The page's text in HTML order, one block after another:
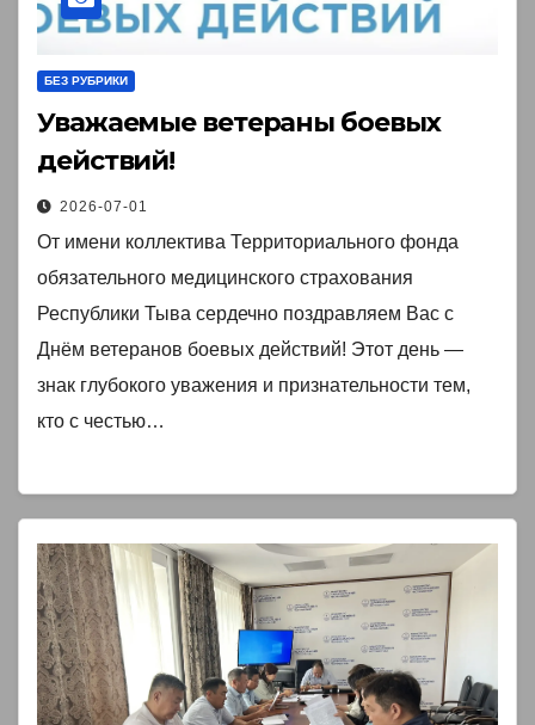
БЕЗ РУБРИКИ
Уважаемые ветераны боевых
действий!
2026-07-01
От имени коллектива Территориального фонда
обязательного медицинского страхования
Республики Тыва сердечно поздравляем Вас с
Днём ветеранов боевых действий! Этот день —
знак глубокого уважения и признательности тем,
кто с честью…